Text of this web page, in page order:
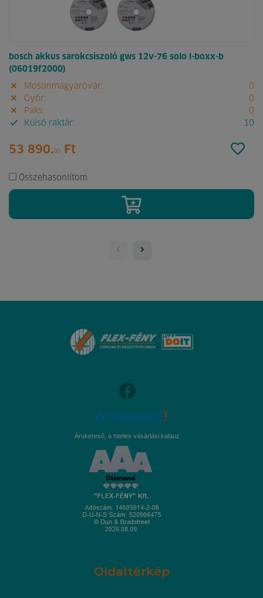
bosch akkus sarokcsiszoló gws 12v-76 solo l-boxx-b
(06019f2000)
Mosonmagyaróvár:
0
Győr:
0
Paks:
0
Külső raktár:
10
53 890.00 Ft
Összehasonlítom
Árukereső, a hiteles vásárlási kalauz
Oldaltérkép